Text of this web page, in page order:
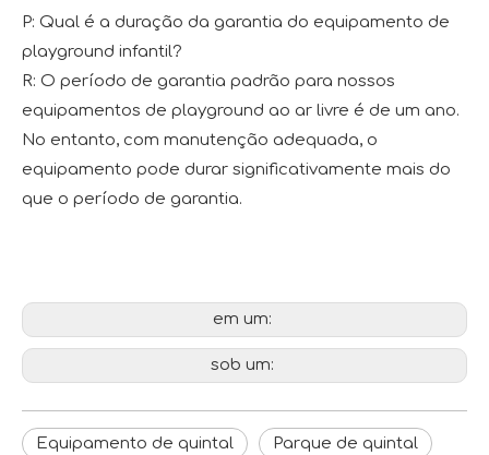
P: Qual é a duração da garantia do equipamento de
playground infantil?
R: O período de garantia padrão para nossos
equipamentos de playground ao ar livre é de um ano.
No entanto, com manutenção adequada, o
equipamento pode durar significativamente mais do
que o período de garantia.
em um:
sob um:
Equipamento de quintal Parque de quintal